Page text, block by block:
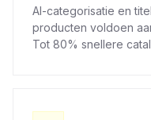
AI-categorisatie en
producten voldoen
Tot 80% snellere